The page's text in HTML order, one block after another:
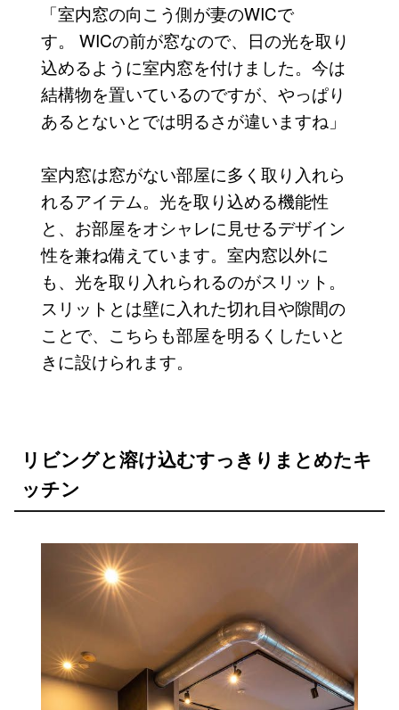
「室内窓の向こう側が妻のWICで
す。 WICの前が窓なので、日の光を取り
込めるように室内窓を付けました。今は
結構物を置いているのですが、やっぱり
あるとないとでは明るさが違いますね」
室内窓は窓がない部屋に多く取り入れら
れるアイテム。光を取り込める機能性
と、お部屋をオシャレに見せるデザイン
性を兼ね備えています。室内窓以外に
も、光を取り入れられるのがスリット。
スリットとは壁に入れた切れ目や隙間の
ことで、こちらも部屋を明るくしたいと
きに設けられます。
リビングと溶け込むすっきりまとめたキ
ッチン